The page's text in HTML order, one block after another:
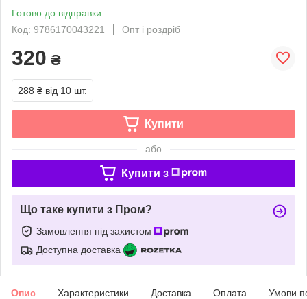
Готово до відправки
Код: 9786170043221
Опт і роздріб
320 ₴
288 ₴ від 10 шт.
Купити
або
Купити з
Що таке купити з Пром?
Замовлення під захистом
Доступна доставка
Опис Характеристики Доставка Оплата Умови